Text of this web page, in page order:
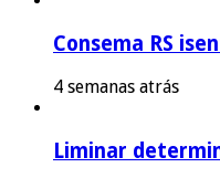
Consema RS
4 semanas atrás
Liminar